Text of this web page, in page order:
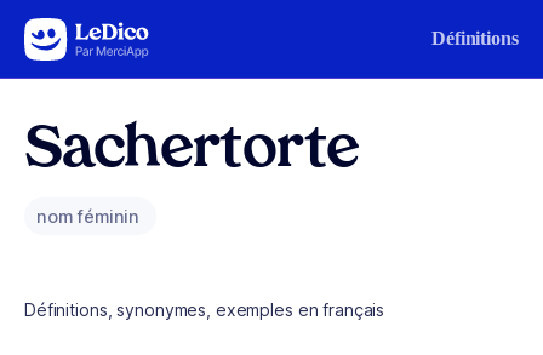
Aller au contenu Définitions
Sachertorte
nom féminin
Définitions, synonymes, exemples en français